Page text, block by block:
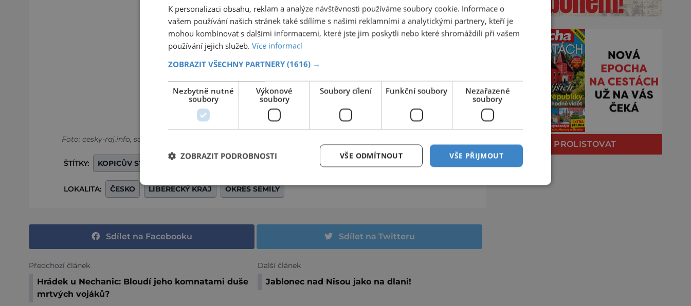
Foto: cesky-raj.info, sdetmivbaglu.cz
ŠTÍTKY: KOPICŮV STATEK
LOKALITA: ČESKO LIBERECKÝ KRAJ OKRES SEMILY
Sdílet na Facebooku Sdílet na Twitteru
Předchozí článek
Hrádek u Nechanic: Bloudí jeho komnatami duše
mrtvých vojáků?
Další článek
Jablonec nad Nisou jako na dlani!
PROLISTOVAT
K personalizaci obsahu, reklam a analýze návštěvnosti používáme soubory cookie. Informace o
vašem používání našich stránek také sdílíme s našimi reklamními a analytickými partnery, kteří je
mohou kombinovat s dalšími informacemi, které jste jim poskytli nebo které shromáždili při vašem
používání jejich služeb. Více informací
ZOBRAZIT VŠECHNY PARTNERY (1616) →
Nezbytně nutné
soubory
Výkonové
soubory
Soubory cílení Funkční soubory
Nezařazené
soubory
VŠE PŘIJMOUT
VŠE ODMÍTNOUT
ZOBRAZIT PODROBNOSTI